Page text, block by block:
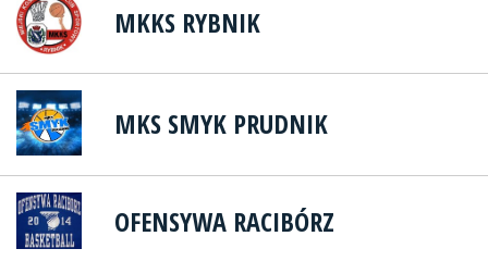
MKKS RYBNIK
MKS SMYK PRUDNIK
OFENSYWA RACIBÓRZ